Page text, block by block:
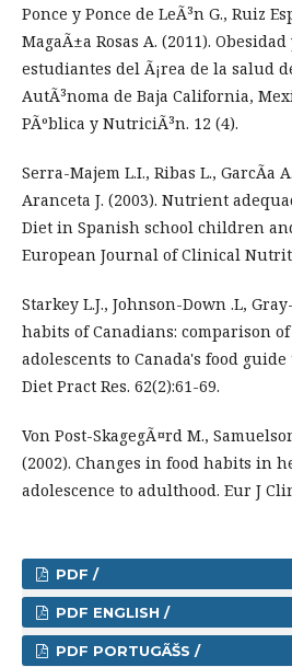
Ponce y Ponce de LeÃ³n G., Ruiz
MagaÃ±a Rosas A. (2011).
estudiantes del Ã¡rea de la salud
AutÃ³noma de Baja California,
PÃºblica y NutriciÃ³n. 12 (4).
Serra-Majem L.I., Ribas L., GarcÃ­a
Aranceta J. (2003). Nutrient
Diet in Spanish school children
European Journal of Clinical
Starkey L.J., Johnson-Down .L,
habits of Canadians: comparison
adolescents to Canada's food
Diet Pract Res. 62(2):61-69.
Von Post-SkagegÃ¤rd M.,
(2002). Changes in food habits in
adolescence to adulthood. Eur J
PDF /
PDF ENGLISH /
PDF PORTUGÃŠS /